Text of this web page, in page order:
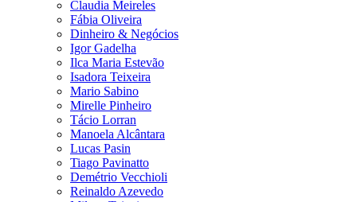
Claudia Meireles
Fábia Oliveira
Dinheiro & Negócios
Igor Gadelha
Ilca Maria Estevão
Isadora Teixeira
Mario Sabino
Mirelle Pinheiro
Tácio Lorran
Manoela Alcântara
Lucas Pasin
Tiago Pavinatto
Demétrio Vecchioli
Reinaldo Azevedo